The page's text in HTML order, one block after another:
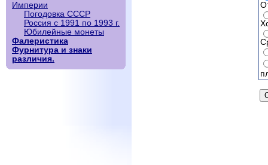
Империи
Погодовка СССР
Россия с 1991 по 1993 г.
Юбилейные монеты
Фалеристика
Фурнитура и знаки
различия.